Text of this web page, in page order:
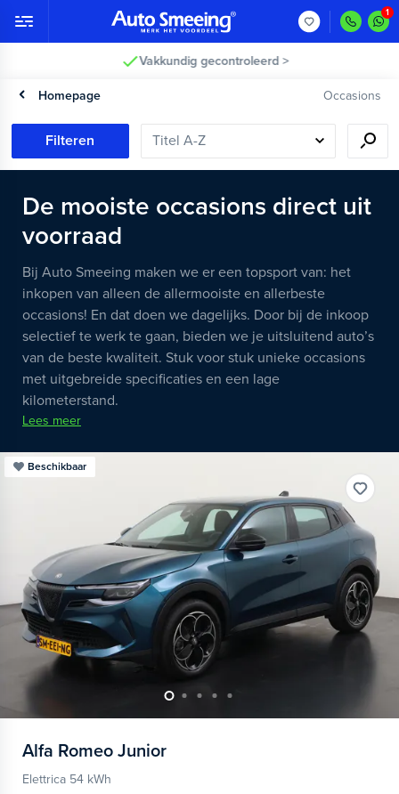
Vakkundig gecontroleerd >
Homepage Occasions
Filteren
De mooiste occasions direct uit
voorraad
Bij Auto Smeeing maken we er een topsport van: het
inkopen van alleen de allermooiste en allerbeste
occasions! En dat doen we dagelijks. Door bij de inkoop
selectief te werk te gaan, bieden we je uitsluitend auto’s
van de beste kwaliteit. Stuk voor stuk unieke occasions
met uitgebreide specificaties en een lage
kilometerstand.
Lees meer
Beschikbaar
Alfa Romeo Junior
Elettrica 54 kWh